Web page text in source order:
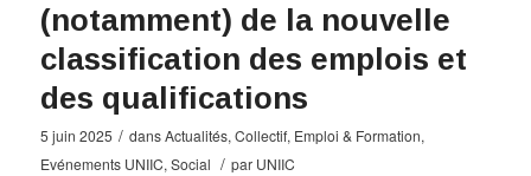
(notamment) de la nouvelle
classification des emplois et
des qualifications
5 juin 2025 / dansActualités, Collectif, Emploi & Formation,
Evénements UNIIC, Social / par UNIIC